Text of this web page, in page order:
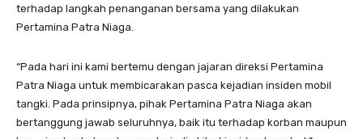
terhadap langkah penanganan bersama yang dilakukan
Pertamina Patra Niaga.
“Pada hari ini kami bertemu dengan jajaran direksi Pertamina
Patra Niaga untuk membicarakan pasca kejadian insiden mobil
tangki. Pada prinsipnya, pihak Pertamina Patra Niaga akan
bertanggung jawab seluruhnya, baik itu terhadap korban maupun